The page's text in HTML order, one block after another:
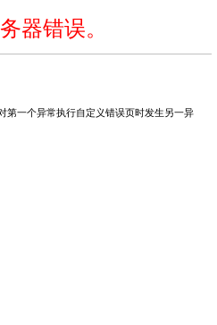
器错误。
第一个异常执行自定义错误页时发生另一异